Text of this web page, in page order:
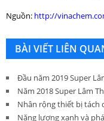
Nguồn: http://
BÀI VIẾT LIÊN
Đầu năm 2019 Super
Năm 2018 Super Lâm
Nhân rộng thiết bị
Năng lượng xanh và